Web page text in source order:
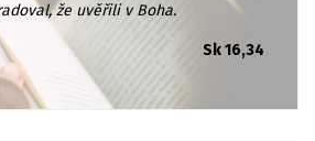
že uvěřili v Boha.
Sk 16,34